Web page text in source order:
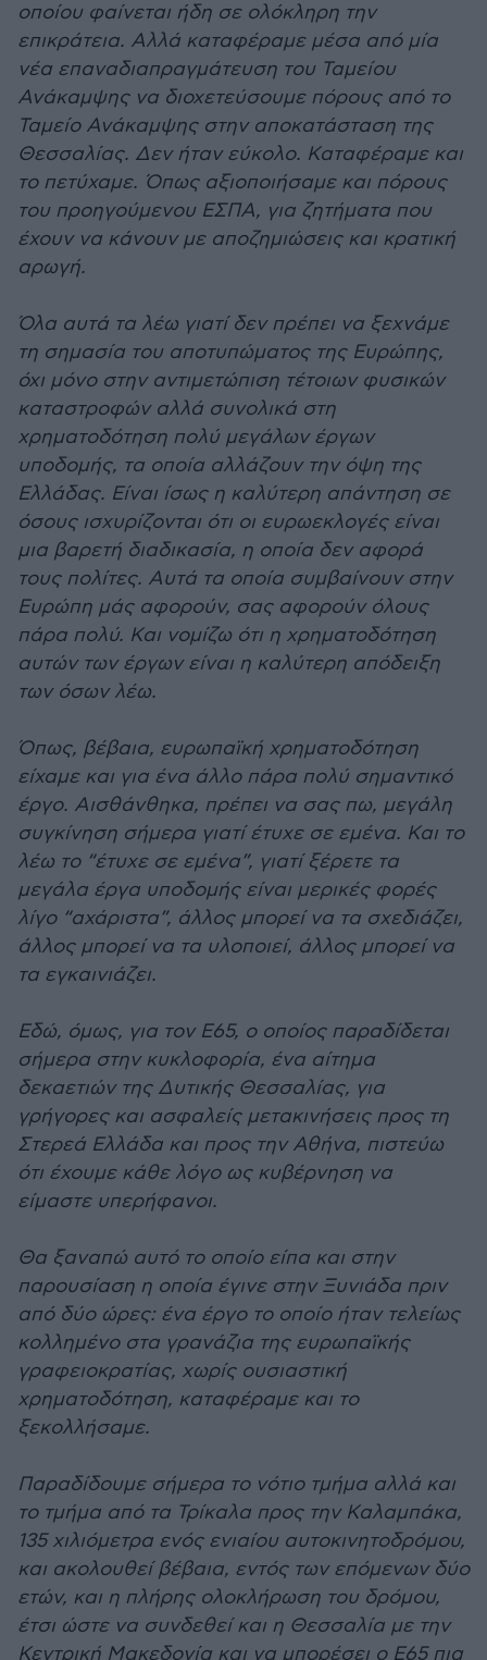
οποίου φαίνεται ήδη σε ολόκληρη την
επικράτεια. Αλλά καταφέραμε μέσα από μία
νέα επαναδιαπραγμάτευση του Ταμείου
Ανάκαμψης να διοχετεύσουμε πόρους από το
Ταμείο Ανάκαμψης στην αποκατάσταση της
Θεσσαλίας. Δεν ήταν εύκολο. Καταφέραμε και
το πετύχαμε. Όπως αξιοποιήσαμε και πόρους
του προηγούμενου ΕΣΠΑ, για ζητήματα που
έχουν να κάνουν με αποζημιώσεις και κρατική
αρωγή.
Όλα αυτά τα λέω γιατί δεν πρέπει να ξεχνάμε
τη σημασία του αποτυπώματος της Ευρώπης,
όχι μόνο στην αντιμετώπιση τέτοιων φυσικών
καταστροφών αλλά συνολικά στη
χρηματοδότηση πολύ μεγάλων έργων
υποδομής, τα οποία αλλάζουν την όψη της
Ελλάδας. Είναι ίσως η καλύτερη απάντηση σε
όσους ισχυρίζονται ότι οι ευρωεκλογές είναι
μια βαρετή διαδικασία, η οποία δεν αφορά
τους πολίτες. Αυτά τα οποία συμβαίνουν στην
Ευρώπη μάς αφορούν, σας αφορούν όλους
πάρα πολύ. Και νομίζω ότι η χρηματοδότηση
αυτών των έργων είναι η καλύτερη απόδειξη
των όσων λέω.
Όπως, βέβαια, ευρωπαϊκή χρηματοδότηση
είχαμε και για ένα άλλο πάρα πολύ σημαντικό
έργο. Αισθάνθηκα, πρέπει να σας πω, μεγάλη
συγκίνηση σήμερα γιατί έτυχε σε εμένα. Και το
λέω το “έτυχε σε εμένα”, γιατί ξέρετε τα
μεγάλα έργα υποδομής είναι μερικές φορές
λίγο “αχάριστα”, άλλος μπορεί να τα σχεδιάζει,
άλλος μπορεί να τα υλοποιεί, άλλος μπορεί να
τα εγκαινιάζει.
Εδώ, όμως, για τον Ε65, ο οποίος παραδίδεται
σήμερα στην κυκλοφορία, ένα αίτημα
δεκαετιών της Δυτικής Θεσσαλίας, για
γρήγορες και ασφαλείς μετακινήσεις προς τη
Στερεά Ελλάδα και προς την Αθήνα, πιστεύω
ότι έχουμε κάθε λόγο ως κυβέρνηση να
είμαστε υπερήφανοι.
Θα ξαναπώ αυτό το οποίο είπα και στην
παρουσίαση η οποία έγινε στην Ξυνιάδα πριν
από δύο ώρες: ένα έργο το οποίο ήταν τελείως
κολλημένο στα γρανάζια της ευρωπαϊκής
γραφειοκρατίας, χωρίς ουσιαστική
χρηματοδότηση, καταφέραμε και το
ξεκολλήσαμε.
Παραδίδουμε σήμερα το νότιο τμήμα αλλά και
το τμήμα από τα Τρίκαλα προς την Καλαμπάκα,
135 χιλιόμετρα ενός ενιαίου αυτοκινητοδρόμου,
και ακολουθεί βέβαια, εντός των επόμενων δύο
ετών, και η πλήρης ολοκλήρωση του δρόμου,
έτσι ώστε να συνδεθεί και η Θεσσαλία με την
Κεντρική Μακεδονία και να μπορέσει ο Ε65 πια